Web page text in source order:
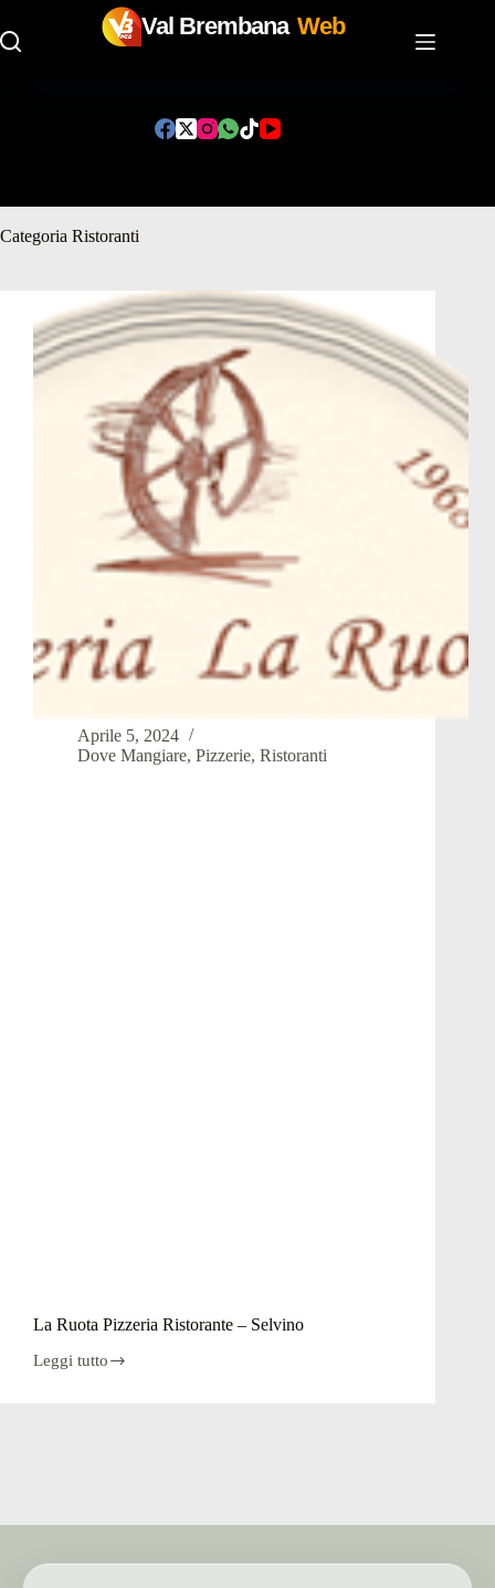
Val Brembana Web
Categoria Ristoranti
Aprile 5, 2024
Dove Mangiare, Pizzerie, Ristoranti
La Ruota Pizzeria Ristorante – Selvino
Leggi tutto
La